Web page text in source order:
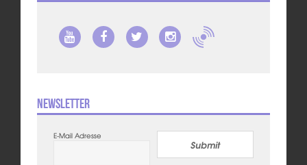
Newsletter
E-Mail Adresse
Submit